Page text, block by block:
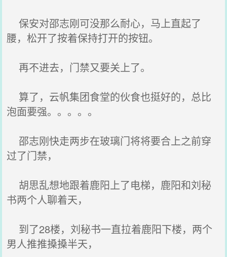
保安对邵志刚可没那么耐心，马上直起了
腰，松开了按着保持打开的按钮。
再不进去，门禁又要关上了。
算了，云帆集团食堂的伙食也挺好的，总比
泡面要强。。。。。
邵志刚快走两步在玻璃门将将要合上之前穿
过了门禁，
胡思乱想地跟着鹿阳上了电梯，鹿阳和刘秘
书两个人聊着天，
到了28楼，刘秘书一直拉着鹿阳下楼，两个
男人推推搡搡半天，